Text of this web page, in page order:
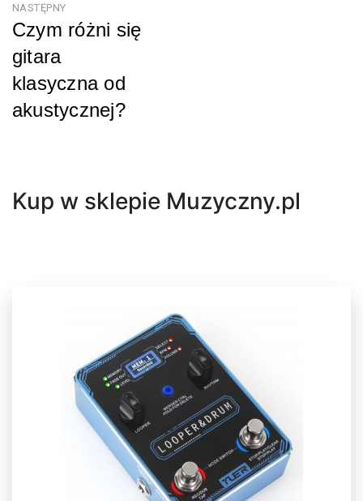
NASTĘPNY
Czym różni się
gitara
klasyczna od
akustycznej?
Kup w sklepie Muzyczny.pl